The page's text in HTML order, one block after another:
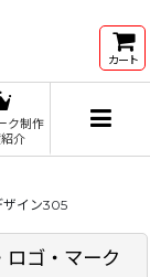
カート
ク制作
介
ザイン305
ロゴ・マーク